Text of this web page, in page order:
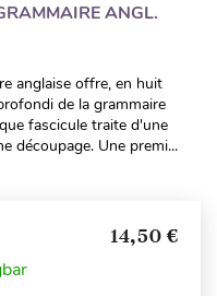
ANGL.
anglaise offre, en huit
de la grammaire
fascicule traite d'une
découpage. Une premi...
14,50 €